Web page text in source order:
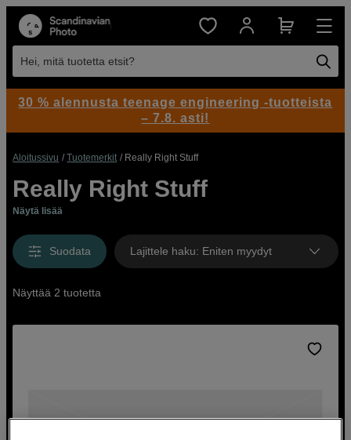
Hei, mitä tuotetta etsit?
Aloitussivu Tuotemerkit Really Right Stuff
Really Right Stuff
Näytä lisää
Suodata Lajittele haku: Eniten myydyt
Näyttää 2 tuotetta
30 % alennusta teenage engineering -tuotteista
– 7.8. asti!